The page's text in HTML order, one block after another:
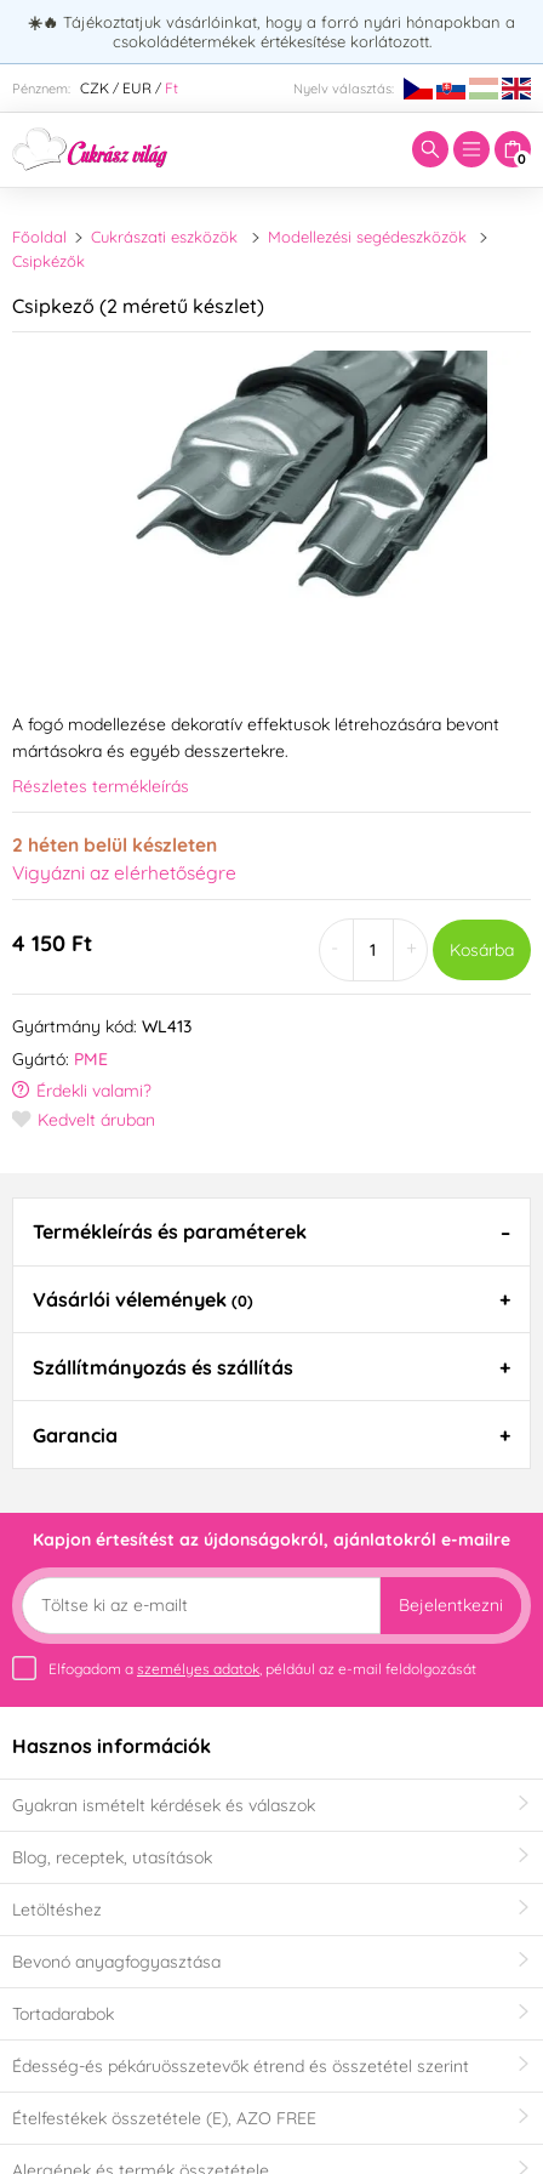
☀️🔥 Tájékoztatjuk vásárlóinkat, hogy a forró nyári hónapokban a
csokoládétermékek értékesítése korlátozott.
Pénznem: CZK / EUR / Ft Nyelv választás:
0
Adja meg a keresett kifejezést:
Főoldal Cukrászati eszközök
Modellezési segédeszközök
Csipkézők
Csipkező (2 méretű készlet)
A fogó modellezése dekoratív effektusok létrehozására bevont
mártásokra és egyéb desszertekre.
Részletes termékleírás
2 héten belül készleten
Vigyázni az elérhetőségre
4 150 Ft + Kosárba
Gyártmány kód: WL413
Gyártó: PME
Érdekli valami?
Kedvelt áruban
Termékleírás és paraméterek
Vásárlói vélemények (0)
Szállítmányozás és szállítás
Garancia
Kapjon értesítést az újdonságokról, ajánlatokról e-mailre
Bejelentkezni
Elfogadom a személyes adatok , például az e-mail feldolgozását
Hasznos információk
Gyakran ismételt kérdések és válaszok
Blog, receptek, utasítások
Letöltéshez
Bevonó anyagfogyasztása
Tortadarabok
Édesség-és pékáruösszetevők étrend és összetétel szerint
Ételfestékek összetétele (E), AZO FREE